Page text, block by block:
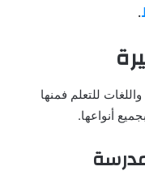
.
للتعلم فمنها
أنواعها.